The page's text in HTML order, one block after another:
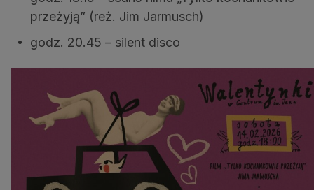
przeżyją” (reż. Jim Jarmusch)
godz. 20.45 – silent disco